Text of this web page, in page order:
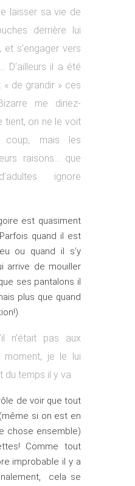
laisser sa vie de
derrière lui
s’engager vers
D’ailleurs il a été
de grandir » ces
me diriez-
tient, on ne le voit
coup, mais les
raisons… que
ignore
est quasiment
quand il est
ou quand il s’y
arrive de mouiller
ses pantalons il
plus que quand
n’était pas aux
moment, je le lui
du temps il y va.
de voir que tout
si on est en
chose ensemble)
Comme tout
improbable il y a
cela se